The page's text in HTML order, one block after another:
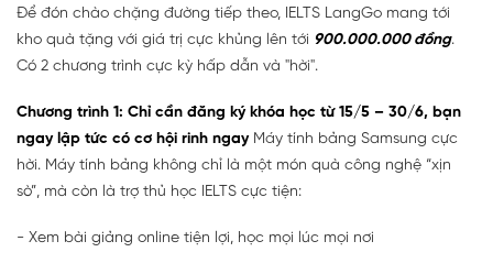
Để đón chào chặng đường tiếp theo, IELTS LangGo mang tới
kho quà tặng với giá trị cực khủng lên tới 900.000.000 đồng.
Có 2 chương trình cực kỳ hấp dẫn và "hời".
Chương trình 1: Chỉ cần đăng ký khóa học từ 15/5 – 30/6, bạn
ngay lập tức có cơ hội rinh ngay Máy tính bảng Samsung cực
hời. Máy tính bảng không chỉ là một món quà công nghệ “xịn
sò”, mà còn là trợ thủ học IELTS cực tiện:
- Xem bài giảng online tiện lợi, học mọi lúc mọi nơi